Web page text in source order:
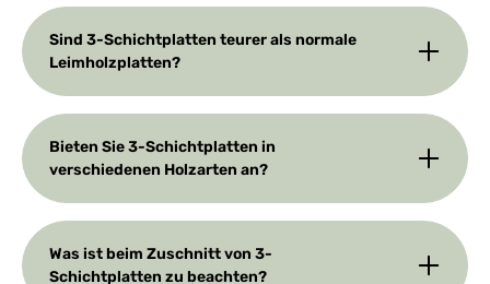
Sind 3-Schichtplatten teurer als normale
Leimholzplatten?
Bieten Sie 3-Schichtplatten in
verschiedenen Holzarten an?
Was ist beim Zuschnitt von 3-
Schichtplatten zu beachten?